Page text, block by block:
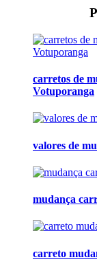
carretos de
Votuporanga
valores de
mudança
carreto